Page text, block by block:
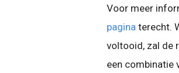
Voor meer
pagina terecht.
voltooid, zal de
een combinatie